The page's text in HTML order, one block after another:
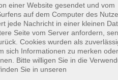
Datenschutzerklärung
einer Website gesendet und vom
auf dem Computer des
jede Nachricht in einer kleinen
Seite vom Server anfordern,
Cookies wurden als
sich Informationen zu merken
Bitte willigen Sie in die
Sie in unseren